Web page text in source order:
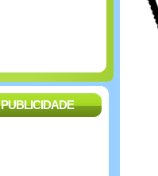
PUBLICIDADE